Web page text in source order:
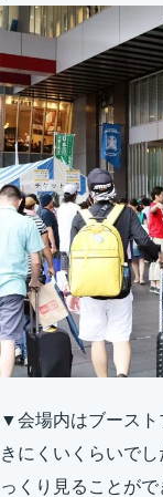
▼会場内はブースト
きにくいくらいで
っくり見ることがで